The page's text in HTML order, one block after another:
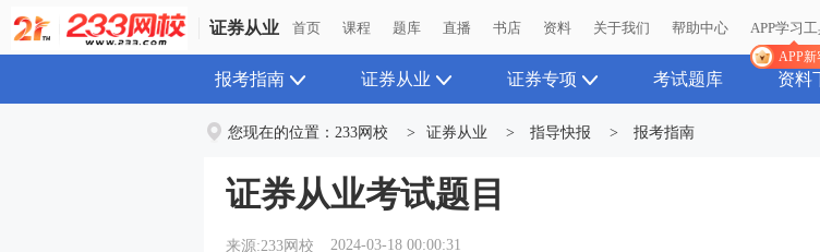
证券从业 首页 课程 题库 直播 书店 资料 关于我们 帮助中心 APP学习
APP
报考指南 证券从业 证券专项 考试题库 资料
您现在的位置： 233网校 > 证券从业 > 指导快报 > 报考指南
证券从业考试题目
来源:233网校 2024-03-18 00:00:31